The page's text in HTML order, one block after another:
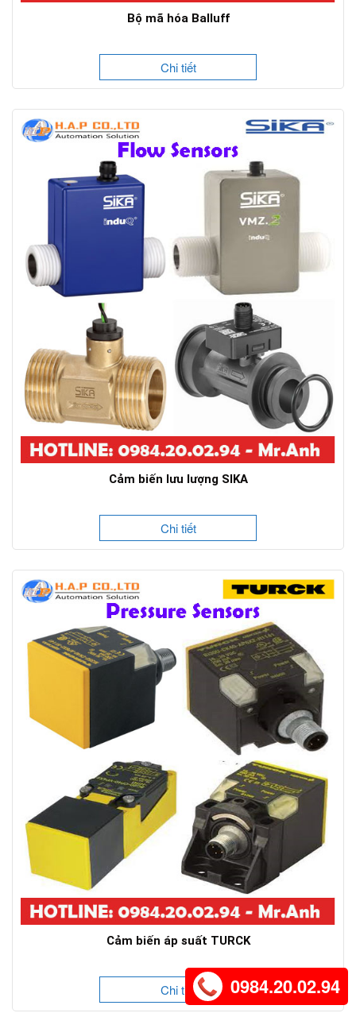
Bộ mã hóa Balluff
Chi tiết
Cảm biến lưu lượng SIKA
Chi tiết
Cảm biến áp suất TURCK
Chi tiết 0984.20.02.94